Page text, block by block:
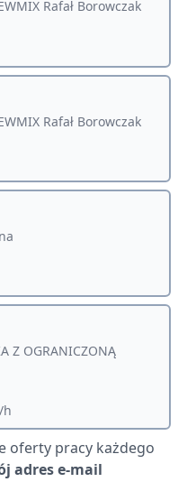
Rafał Borowczak
Rafał Borowczak
Z OGRANICZONĄ
h
oferty pracy każdego
adres e-mail